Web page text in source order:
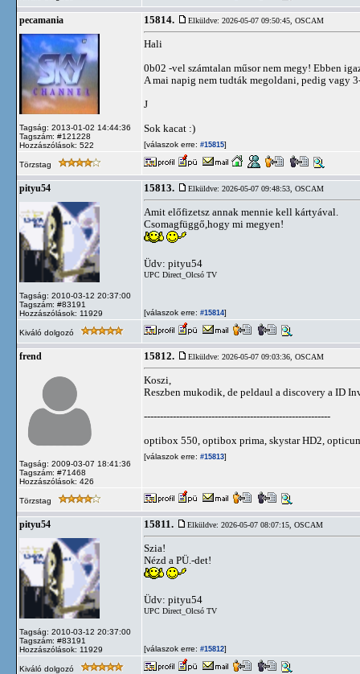
pecamania
Tagság: 2013-01-02 14:44:36
Tagszám: #121228
Hozzászólások: 522
15814. Elküldve: 2026-05-07 09:50:45, OSCAM
Hali
0b02 -vel számtalan műsor nem megy! Ebben
A mai napig nem tudták megoldani, pedig vagy
J
Sok kacat :)
[válaszok erre: #15815]
Törzstag
pityu54
Tagság: 2010-03-12 20:37:00
Tagszám: #83191
Hozzászólások: 11929
15813. Elküldve: 2026-05-07 09:48:53, OSCAM
Amit előfizetsz annak mennie kell kártyával.
Csomagfüggő,hogy mi megyen!
Üdv: pityu54
UPC Direct_Olcsó TV
[válaszok erre: #15814]
Kiváló dolgozó
frend
Tagság: 2009-03-07 18:41:36
Tagszám: #71468
Hozzászólások: 426
15812. Elküldve: 2026-05-07 09:03:36, OSCAM
Koszi,
Reszben mukodik, de peldaul a discovery a ID
----------------------------------------------------------
optibox 550, optibox prima, skystar HD2,
[válaszok erre: #15813]
Törzstag
pityu54
Tagság: 2010-03-12 20:37:00
Tagszám: #83191
Hozzászólások: 11929
15811. Elküldve: 2026-05-07 08:07:15, OSCAM
Szia!
Nézd a PÜ.-det!
Üdv: pityu54
UPC Direct_Olcsó TV
[válaszok erre: #15812]
Kiváló dolgozó